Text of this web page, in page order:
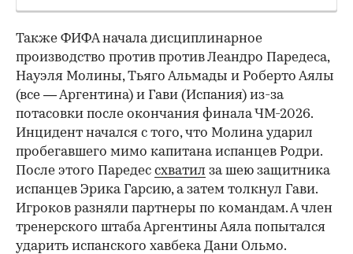
Также ФИФА начала дисциплинарное
производство против против Леандро Паредеса,
Науэля Молины, Тьяго Альмады и Роберто Аялы
(все — Аргентина) и Гави (Испания) из-за
потасовки после окончания финала ЧМ-2026.
Инцидент начался с того, что Молина ударил
пробегавшего мимо капитана испанцев Родри.
После этого Паредес схватил за шею защитника
испанцев Эрика Гарсию, а затем толкнул Гави.
Игроков разняли партнеры по командам. А член
тренерского штаба Аргентины Аяла попытался
ударить испанского хавбека Дани Ольмо.